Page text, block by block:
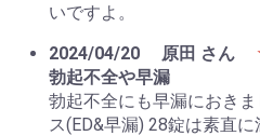
いですよ。
2024/04/20
原田 さん
勃起不全や早漏
勃起不全にも早漏におき
ス(ED&早漏) 28錠は素直